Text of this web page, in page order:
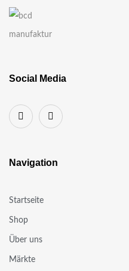
Social Media
Navigation
Startseite
Shop
Über uns
Märkte